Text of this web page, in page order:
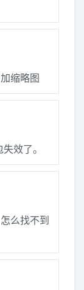
缩略图
效了。
么找不到